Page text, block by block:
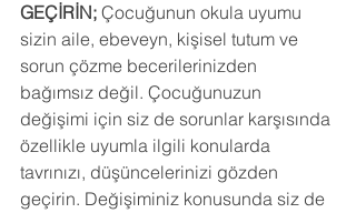
GEÇİRİN; Çocuğunun okula uyumu
sizin aile, ebeveyn, kişisel tutum ve
sorun çözme becerilerinizden
bağımsız değil. Çocuğunuzun
değişimi için siz de sorunlar karşısında
özellikle uyumla ilgili konularda
tavrınızı, düşüncelerinizi gözden
geçirin. Değişiminiz konusunda siz de